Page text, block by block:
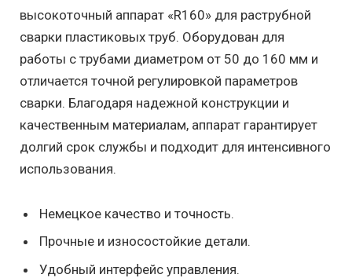
высокоточный аппарат «R160» для раструбной
сварки пластиковых труб. Оборудован для
работы с трубами диаметром от 50 до 160 мм и
отличается точной регулировкой параметров
сварки. Благодаря надежной конструкции и
качественным материалам, аппарат гарантирует
долгий срок службы и подходит для интенсивного
использования.
Немецкое качество и точность.
Прочные и износостойкие детали.
Удобный интерфейс управления.